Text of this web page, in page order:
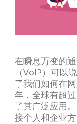
在瞬息万变的
（VoIP）可以
了我们如何在
年，全球有超
了其广泛应用
接个人和企业方